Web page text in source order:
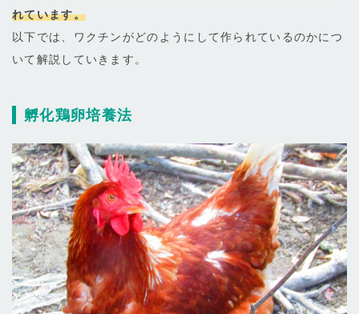
れています。
以下では、ワクチンがどのようにして作られているのかにつ
いて解説していきます。
孵化鶏卵培養法